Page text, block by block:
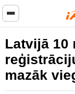
Latvijā 10
mazāk